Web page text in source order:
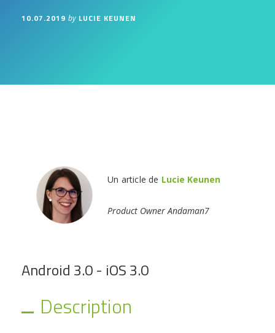
10.07.2019 by LUCIE KEUNEN
Un article de Lucie Keunen
Product Owner Andaman7
Android 3.0 - iOS 3.0
Description